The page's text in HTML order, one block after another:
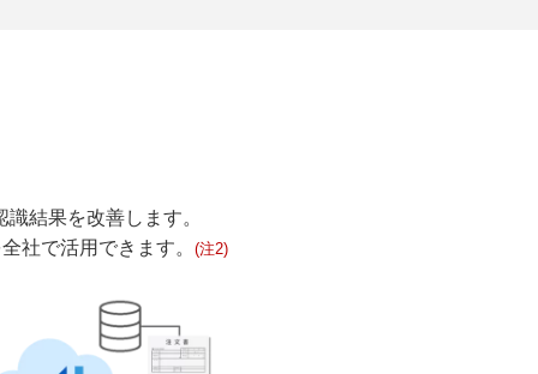
結果を改善します。
社で活用できます。 (注2)